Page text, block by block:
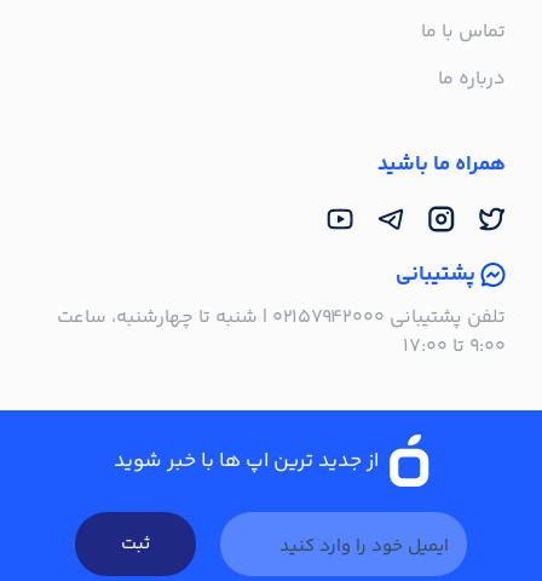
تماس با ما
درباره ما
همراه ما باشید
پشتیبانی
تلفن پشتیبانی ۰۲۱۵۷۹۴۲۰۰۰ | شنبه تا چهارشنبه، ساعت
۹:۰۰ تا ۱۷:۰۰
از جدید ترین اپ ها با خبر شوید
ثبت